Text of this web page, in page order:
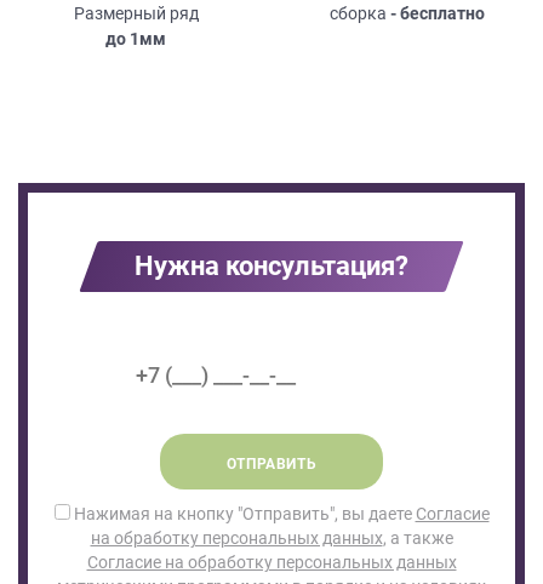
Размерный ряд
до 1мм
сборка - бесплатно
Нужна консультация?
ОТПРАВИТЬ
Нажимая на кнопку "Отправить", вы даете Согласие
на обработку персональных данных, а также
Согласие на обработку персональных данных